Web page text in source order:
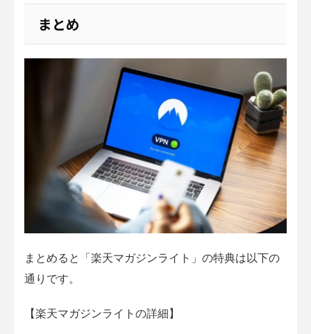
まとめ
まとめると「楽天マガジンライト」の特典は以下の
通りです。
【楽天マガジンライトの詳細】